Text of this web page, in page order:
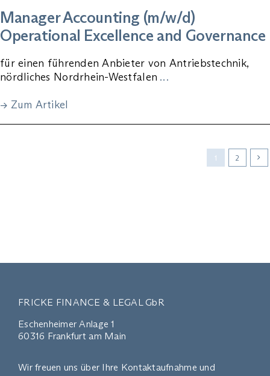
Manager Accounting (m/w/d)
Operational Excellence and Governance
für einen führenden Anbieter von Antriebstechnik,
nördliches Nordrhein-Westfalen …
→ Zum Artikel
1 2
FRICKE FINANCE & LEGAL GbR
Eschenheimer Anlage 1
60316 Frankfurt am Main
Wir freuen uns über Ihre Kontaktaufnahme und